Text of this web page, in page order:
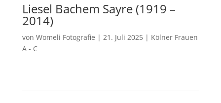
Liesel Bachem Sayre (1919 –
2014)
von Womeli Fotografie | 21. Juli 2025 | Kölner Frauen
A - C